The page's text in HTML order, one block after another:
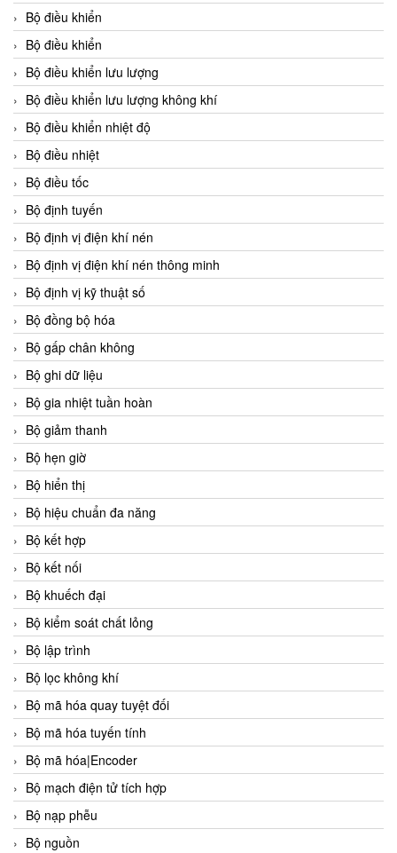
Bộ điều khiển
Bộ điều khiển
Bộ điều khiển lưu lượng
Bộ điều khiển lưu lượng không khí
Bộ điều khiển nhiệt độ
Bộ điều nhiệt
Bộ điều tốc
Bộ định tuyến
Bộ định vị điện khí nén
Bộ định vị điện khí nén thông minh
Bộ định vị kỹ thuật số
Bộ đồng bộ hóa
Bộ gấp chân không
Bộ ghi dữ liệu
Bộ gia nhiệt tuần hoàn
Bộ giảm thanh
Bộ hẹn giờ
Bộ hiển thị
Bộ hiệu chuẩn đa năng
Bộ kết hợp
Bộ kết nối
Bộ khuếch đại
Bộ kiểm soát chất lỏng
Bộ lập trình
Bộ lọc không khí
Bộ mã hóa quay tuyệt đối
Bộ mã hóa tuyến tính
Bộ mã hóa|Encoder
Bộ mạch điện tử tích hợp
Bộ nạp phễu
Bộ nguồn